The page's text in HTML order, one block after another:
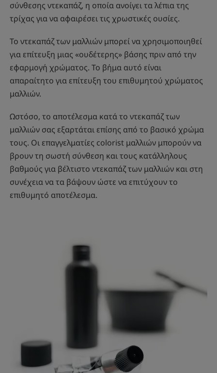
σύνθεσης ντεκαπάζ, η οποία ανοίγει τα λέπια της
τρίχας για να αφαιρέσει τις χρωστικές ουσίες.
Το ντεκαπάζ των μαλλιών μπορεί να χρησιμοποιηθεί
για επίτευξη μιας «ουδέτερης» βάσης πριν από την
εφαρμογή χρώματος. Το βήμα αυτό είναι
απαραίτητο για επίτευξη του επιθυμητού χρώματος
μαλλιών.
Ωστόσο, το αποτέλεσμα κατά το ντεκαπάζ των
μαλλιών σας εξαρτάται επίσης από το βασικό χρώμα
τους. Οι επαγγελματίες colorist μαλλιών μπορούν να
βρουν τη σωστή σύνθεση και τους κατάλληλους
βαθμούς για βέλτιστο ντεκαπάζ των μαλλιών και στη
συνέχεια να τα βάψουν ώστε να επιτύχουν το
επιθυμητό αποτέλεσμα.